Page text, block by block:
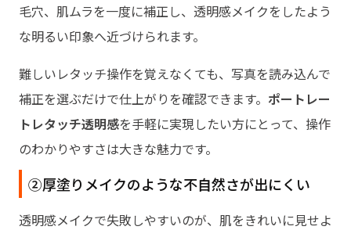
毛穴、肌ムラを一度に補正し、透明感メイクをしたよう
な明るい印象へ近づけられます。
難しいレタッチ操作を覚えなくても、写真を読み込んで
補正を選ぶだけで仕上がりを確認できます。 ポートレー
トレタッチ透明感を手軽に実現したい方にとって、操作
のわかりやすさは大きな魅力です。
②厚塗りメイクのような不自然さが出にくい
透明感メイクで失敗しやすいのが、肌をきれいに見せよ